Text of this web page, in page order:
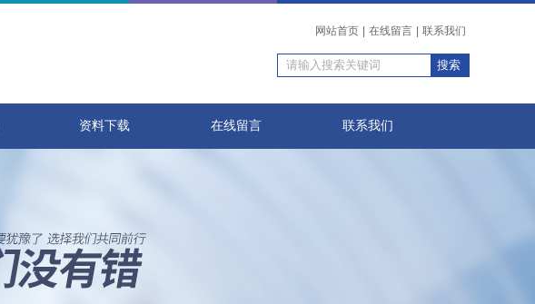
网站首页 在线留言 联系我们
资料下载 在线留言 联系我们